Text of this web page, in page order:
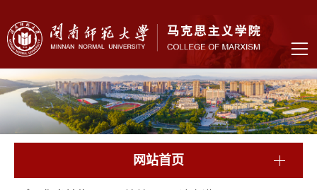
网站首页